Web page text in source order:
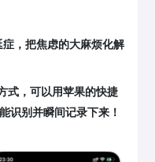
症，把焦虑的大麻烦化解
式，可以用苹果的快捷
识别并瞬间记录下来！